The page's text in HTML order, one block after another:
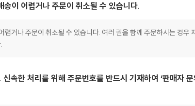
이 어렵거나 주문이 취소될 수 있습니다.
렵거나 주문이 취소될 수 있습니다. 여러 권을 함께 주문하시는 경우
한 처리를 위해 주문번호를 반드시 기재하여 ‘판매자 문